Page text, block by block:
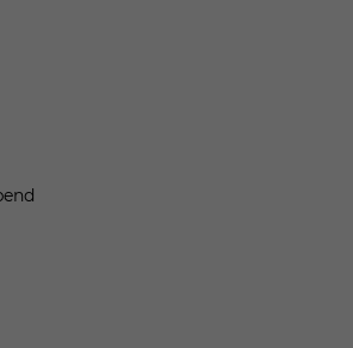
generierte ID, für die historische